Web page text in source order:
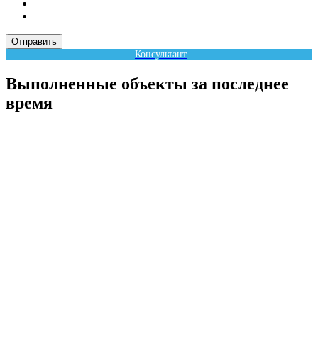
Отправить
Консультант
Выполненные объекты за последнее
время